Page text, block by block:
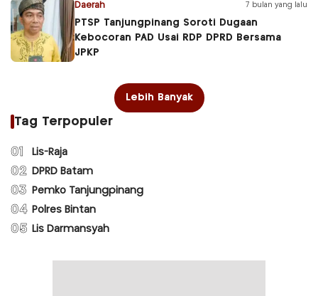
Daerah 7 bulan yang lalu
PTSP Tanjungpinang Soroti Dugaan
Kebocoran PAD Usai RDP DPRD Bersama
JPKP
Lebih Banyak
Tag Terpopuler
01 Lis-Raja
02 DPRD Batam
03 Pemko Tanjungpinang
04 Polres Bintan
05 Lis Darmansyah